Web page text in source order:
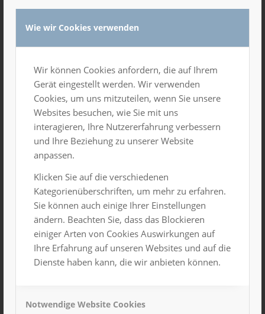
Wie wir Cookies verwenden
Wir können Cookies anfordern, die auf Ihrem
Gerät eingestellt werden. Wir verwenden
Cookies, um uns mitzuteilen, wenn Sie unsere
Websites besuchen, wie Sie mit uns
interagieren, Ihre Nutzererfahrung verbessern
und Ihre Beziehung zu unserer Website
anpassen.
Klicken Sie auf die verschiedenen
Kategorienüberschriften, um mehr zu erfahren.
Sie können auch einige Ihrer Einstellungen
ändern. Beachten Sie, dass das Blockieren
einiger Arten von Cookies Auswirkungen auf
Ihre Erfahrung auf unseren Websites und auf die
Dienste haben kann, die wir anbieten können.
Notwendige Website Cookies
Hinterlasse uns deinen Kommentar!
Name*
E-Mail-Adresse
*
Name, E-Mail-Adresse und Website in diesem Browser
für meinen nächsten Kommentar speichern.